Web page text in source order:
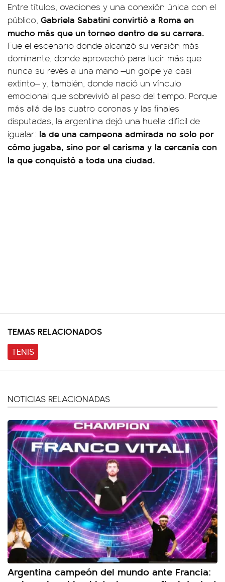
Entre títulos, ovaciones y una conexión única con el
público, Gabriela Sabatini convirtió a Roma en
mucho más que un torneo dentro de su carrera.
Fue el escenario donde alcanzó su versión más
dominante, donde aprovechó para lucir más que
nunca su revés a una mano —un golpe ya casi
extinto— y, también, donde nació un vínculo
emocional que sobrevivió al paso del tiempo. Porque
más allá de las cuatro coronas y las finales
disputadas, la argentina dejó una huella difícil de
igualar: la de una campeona admirada no solo por
cómo jugaba, sino por el carisma y la cercanía con
la que conquistó a toda una ciudad.
TEMAS RELACIONADOS
TENIS
NOTICIAS RELACIONADAS
Argentina campeón del mundo ante Francia: